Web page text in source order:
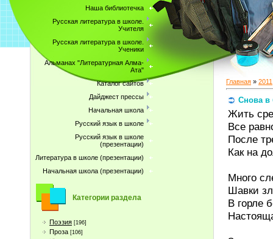
Наша библиотечка
Русская литература в школе.
Учителя
Русская литература в школе.
Ученики
Альманах "Литературная Алма-
Ата"
Каталог сайтов
Дайджест прессы
Начальная школа
Русский язык в школе
Русский язык в школе
(презентации)
Литература в школе (презентации)
Начальная школа (презентации)
Категории раздела
Поэзия [196]
Проза [106]
Главная » 2011
Снова в
Жить
Все
После
Как на
Много
Шавки
В горле